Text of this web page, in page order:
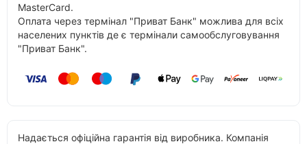
MasterCard.
Оплата через термінал "Приват Банк" можлива для всіх
населених пунктів де є термінали самообслуговування
"Приват Банк".
Надається офіційна гарантія від виробника. Компанія